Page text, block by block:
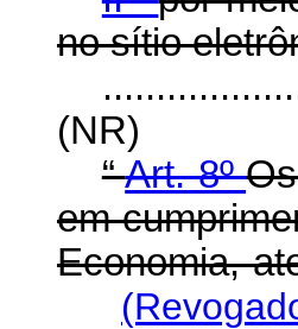
no sítio
(NR)
“Art. 8º
em
Economia,